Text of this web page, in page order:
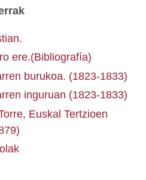
ere.(Bibliografía)
burukoa. (1823-1833)
inguruan (1823-1833)
Euskal Tertzioen